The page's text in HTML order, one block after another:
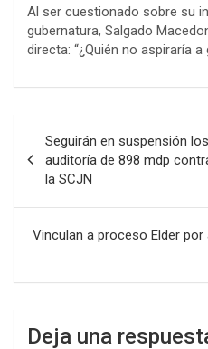
Al ser cuestionado sobre su
gubernatura, Salgado
directa: “¿Quién no aspiraría
de
entradas
Seguirán en suspensión
auditoría de 898 mdp
la SCJN
Vinculan a proceso Elder
Deja una